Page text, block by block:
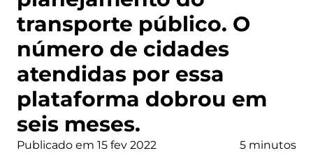
transporte público. O
número de cidades
atendidas por essa
plataforma dobrou em
seis meses.
Publicado em 15 fev 2022 5 minutos